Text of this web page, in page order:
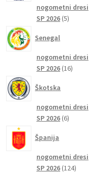
nogometni dresi
SP 2026 55
Senegal
nogometni dresi
SP 2026 1616
Škotska
nogometni dresi
SP 2026 66
Španija
nogometni dresi
SP 2026 124124